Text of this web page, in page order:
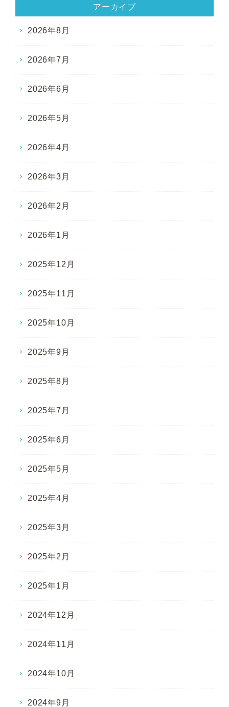
アーカイブ
2026年8月
2026年7月
2026年6月
2026年5月
2026年4月
2026年3月
2026年2月
2026年1月
2025年12月
2025年11月
2025年10月
2025年9月
2025年8月
2025年7月
2025年6月
2025年5月
2025年4月
2025年3月
2025年2月
2025年1月
2024年12月
2024年11月
2024年10月
2024年9月